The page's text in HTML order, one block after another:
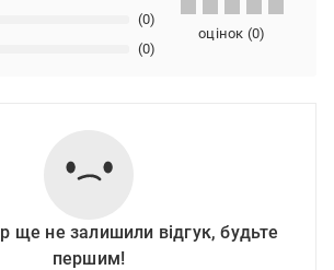
(0)
(0)
оцінок (0)
ще не залишили відгук, будьте
першим!